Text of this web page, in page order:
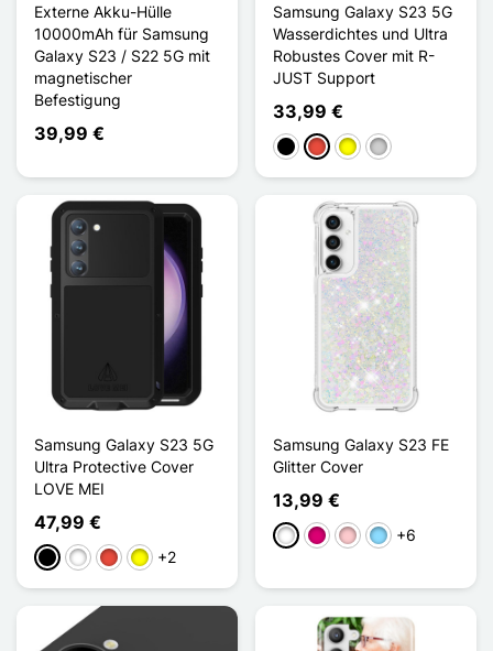
Externe Akku-Hülle
10000mAh für Samsung
Galaxy S23 / S22 5G mit
magnetischer
Befestigung
39,99 €
Samsung Galaxy S23 5G
Wasserdichtes und Ultra
Robustes Cover mit R-
JUST Support
33,99 €
Schwarz
Rot GelbSilber
Samsung Galaxy S23 5G
Ultra Protective Cover
LOVE MEI
47,99 €
Schwarz
WeißRot Gelb+2
Samsung Galaxy S23 FE
Glitter Cover
13,99 €
WeißMagenta
PinkHellblau
+6